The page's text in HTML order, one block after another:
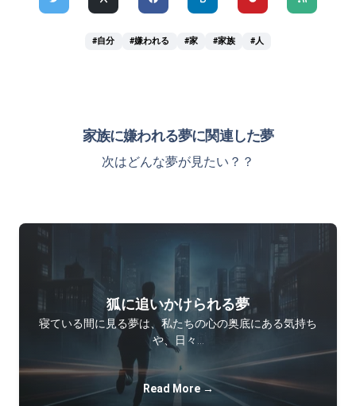
#自分 #嫌われる #家 #家族 #人
家族に嫌われる夢に関連した夢
次はどんな夢が見たい？？
狐に追いかけられる夢
寝ている間に見る夢は、私たちの心の奥底にある気持ち
や、日々…
Read More →